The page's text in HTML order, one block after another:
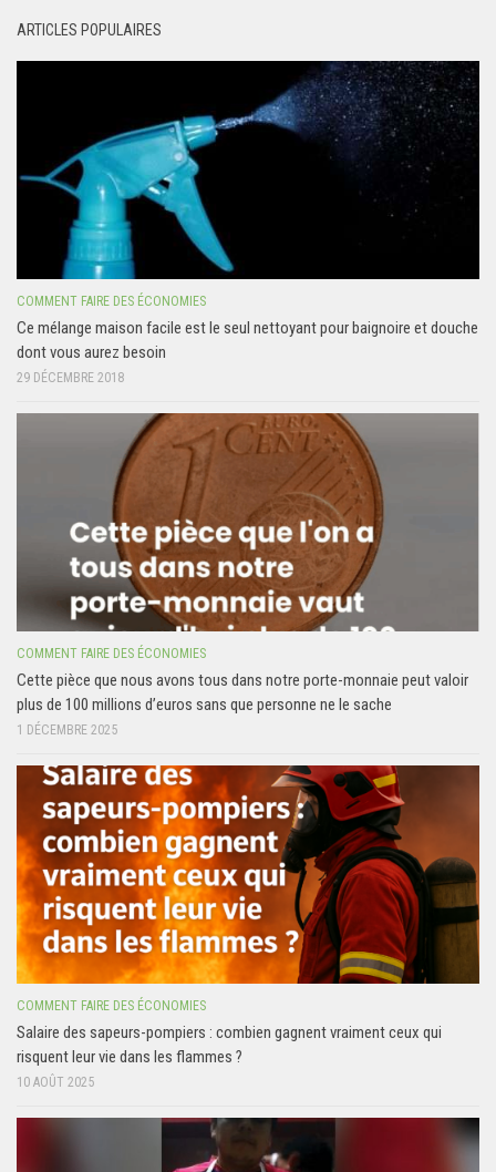
ARTICLES POPULAIRES
COMMENT FAIRE DES ÉCONOMIES
Ce mélange maison facile est le seul nettoyant pour baignoire et douche
dont vous aurez besoin
29 DÉCEMBRE 2018
COMMENT FAIRE DES ÉCONOMIES
Cette pièce que nous avons tous dans notre porte-monnaie peut valoir
plus de 100 millions d’euros sans que personne ne le sache
1 DÉCEMBRE 2025
COMMENT FAIRE DES ÉCONOMIES
Salaire des sapeurs-pompiers : combien gagnent vraiment ceux qui
risquent leur vie dans les flammes ?
10 AOÛT 2025